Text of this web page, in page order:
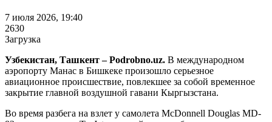
7 июля 2026, 19:40
2630
Загрузка
Узбекистан, Ташкент – Podrobno.uz. В международном
аэропорту Манас в Бишкеке произошло серьезное
авиационное происшествие, повлекшее за собой временное
закрытие главной воздушной гавани Кыргызстана.
Во время разбега на взлет у самолета McDonnell Douglas MD-